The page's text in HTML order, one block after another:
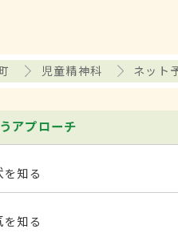
児童精神科 ネット
アプローチ
を知る
を知る